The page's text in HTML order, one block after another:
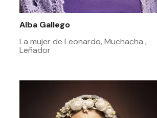
Alba Gallego
La mujer de Leonardo, Muchacha ,
Leñador